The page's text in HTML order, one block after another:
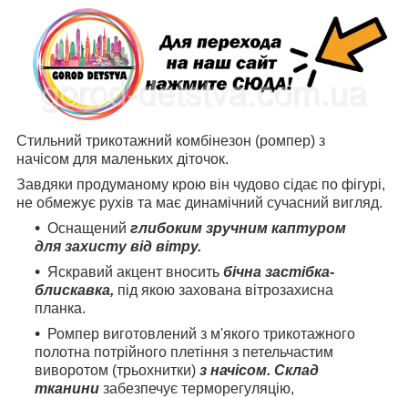
Стильний трикотажний комбінезон (ромпер) з
начісом для маленьких діточок.
Завдяки продуманому крою він чудово сідає по фігурі,
не обмежує рухів та має динамічний сучасний вигляд.
Оснащений глибоким зручним каптуром
для захисту від вітру.
Яскравий акцент вносить бічна застібка-
блискавка, під якою захована вітрозахисна
планка.
Ромпер виготовлений з м'якого трикотажного
полотна потрійного плетіння з петельчастим
виворотом (трьохнитки) з начісом. Склад
тканини забезпечує терморегуляцію,